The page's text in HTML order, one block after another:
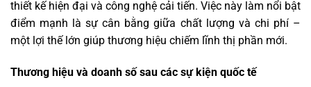
thiết kế hiện đại và công nghệ cải tiến. Việc này làm nổi bật
điểm mạnh là sự cân bằng giữa chất lượng và chi phí –
một lợi thế lớn giúp thương hiệu chiếm lĩnh thị phần mới.
Thương hiệu và doanh số sau các sự kiện quốc tế